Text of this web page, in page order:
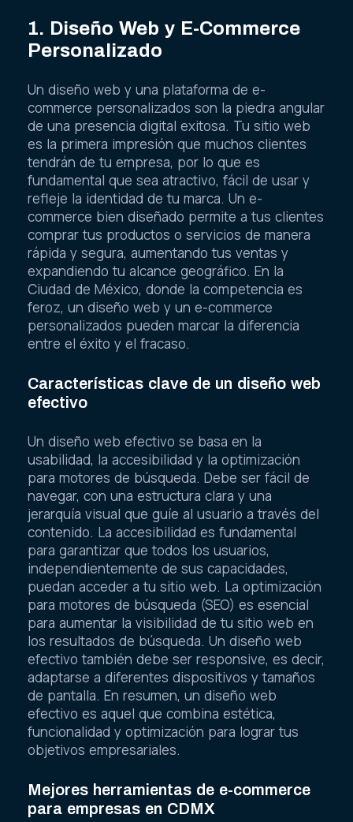
1. Diseño Web y E-Commerce
Personalizado
Un diseño web y una plataforma de e-
commerce personalizados son la piedra angular
de una presencia digital exitosa. Tu sitio web
es la primera impresión que muchos clientes
tendrán de tu empresa, por lo que es
fundamental que sea atractivo, fácil de usar y
refleje la identidad de tu marca. Un e-
commerce bien diseñado permite a tus clientes
comprar tus productos o servicios de manera
rápida y segura, aumentando tus ventas y
expandiendo tu alcance geográfico. En la
Ciudad de México, donde la competencia es
feroz, un diseño web y un e-commerce
personalizados pueden marcar la diferencia
entre el éxito y el fracaso.
Características clave de un diseño web
efectivo
Un diseño web efectivo se basa en la
usabilidad, la accesibilidad y la optimización
para motores de búsqueda. Debe ser fácil de
navegar, con una estructura clara y una
jerarquía visual que guíe al usuario a través del
contenido. La accesibilidad es fundamental
para garantizar que todos los usuarios,
independientemente de sus capacidades,
puedan acceder a tu sitio web. La optimización
para motores de búsqueda (SEO) es esencial
para aumentar la visibilidad de tu sitio web en
los resultados de búsqueda. Un diseño web
efectivo también debe ser responsive, es decir,
adaptarse a diferentes dispositivos y tamaños
de pantalla. En resumen, un diseño web
efectivo es aquel que combina estética,
funcionalidad y optimización para lograr tus
objetivos empresariales.
Mejores herramientas de e-commerce
para empresas en CDMX